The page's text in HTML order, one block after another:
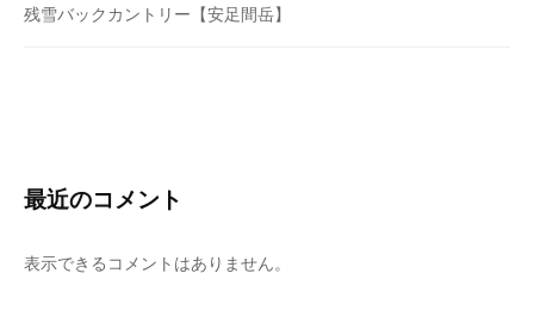
残雪バックカントリー【安足間岳】
最近のコメント
表示できるコメントはありません。